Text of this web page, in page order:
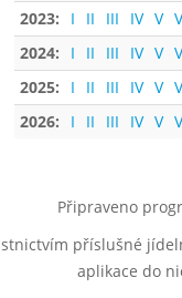
2023:
I II III IV V
2024:
I II III IV V
2025:
I II III IV V
2026:
I II III IV V
Připraveno
příslušné
aplikace do